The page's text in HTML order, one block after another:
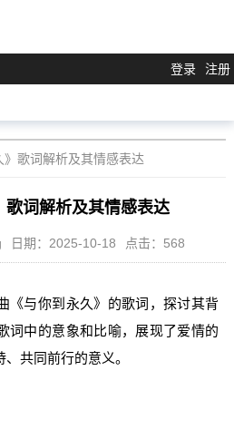
登录 注册
》歌词解析及其情感表达
歌词解析及其情感表达
日期：2025-10-18 点击：568
《与你到永久》的歌词，探讨其背
词中的意象和比喻，展现了爱情的
共同前行的意义。